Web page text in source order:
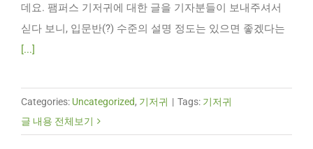
데요. 팸퍼스 기저귀에 대한 글을 기자분들이 보내주셔서
싣다 보니, 입문반(?) 수준의 설명 정도는 있으면 좋겠다는
[...]
Categories: Uncategorized, 기저귀 | Tags: 기저귀
글 내용 전체보기